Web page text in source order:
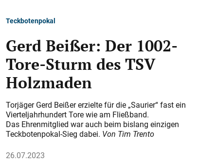
Teckbotenpokal
Gerd Beißer: Der 1002-
Tore-Sturm des TSV
Holzmaden
Torjäger Gerd Beißer erzielte für die „Saurier“ fast ein
Vierteljahrhundert Tore wie am Fließband.
Das Ehrenmitglied war auch beim bislang einzigen
Teckbotenpokal-Sieg dabei. Von Tim Trento
26.07.2023